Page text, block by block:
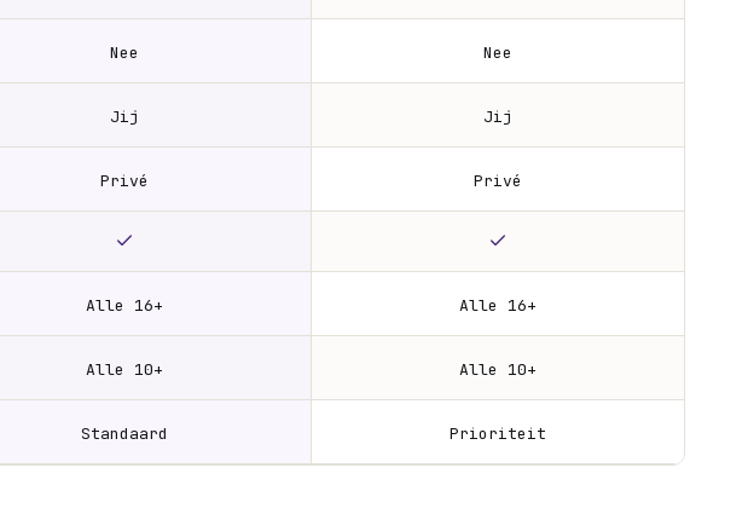
Nee Nee
Jij Jij
Privé Privé
Alle 16+ Alle 16+
Alle 10+ Alle 10+
Standaard Prioriteit